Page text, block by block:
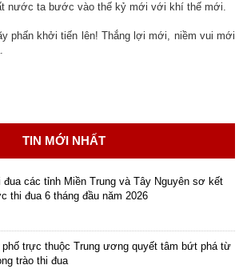
nước ta bước vào thế kỷ mới với khí thế mới.
phấn khởi tiến lên! Thắng lợi mới, niềm vui mới
TIN MỚI NHẤT
đua các tỉnh Miền Trung và Tây Nguyên sơ kết
thi đua 6 tháng đầu năm 2026
phố trực thuộc Trung ương quyết tâm bứt phá từ
trào thi đua